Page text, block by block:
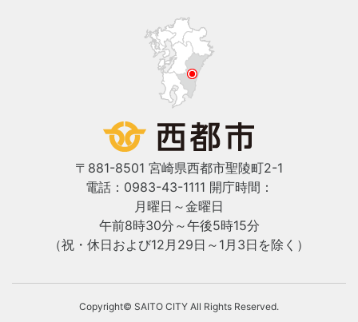
〒881-8501 宮崎県西都市聖陵町2-1
電話：0983-43-1111 開庁時間：
月曜日～金曜日
午前8時30分～午後5時15分
（祝・休日および12月29日～1月3日を除く）
Copyright© SAITO CITY All Rights Reserved.